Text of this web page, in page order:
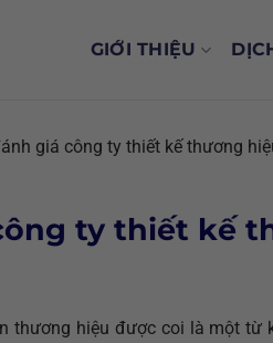
GIỚI THIỆU
giá công ty thiết kế thương
ty thiết kế
thương hiệu được coi là một